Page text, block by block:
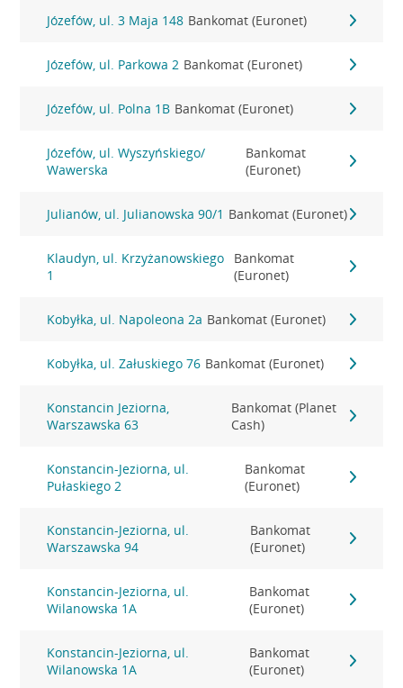
Józefów, ul. 3 Maja 148 Bankomat (Euronet)
Józefów, ul. Parkowa 2 Bankomat (Euronet)
Józefów, ul. Polna 1B Bankomat (Euronet)
Józefów, ul. Wyszyńskiego/
Wawerska
Bankomat
(Euronet)
Julianów, ul. Julianowska 90/1 Bankomat (Euronet)
Klaudyn, ul. Krzyżanowskiego
1
Bankomat
(Euronet)
Kobyłka, ul. Napoleona 2a Bankomat (Euronet)
Kobyłka, ul. Załuskiego 76 Bankomat (Euronet)
Konstancin Jeziorna,
Warszawska 63
Bankomat (Planet
Cash)
Konstancin-Jeziorna, ul.
Pułaskiego 2
Bankomat
(Euronet)
Konstancin-Jeziorna, ul.
Warszawska 94
Bankomat
(Euronet)
Konstancin-Jeziorna, ul.
Wilanowska 1A
Bankomat
(Euronet)
Konstancin-Jeziorna, ul.
Wilanowska 1A
Bankomat
(Euronet)